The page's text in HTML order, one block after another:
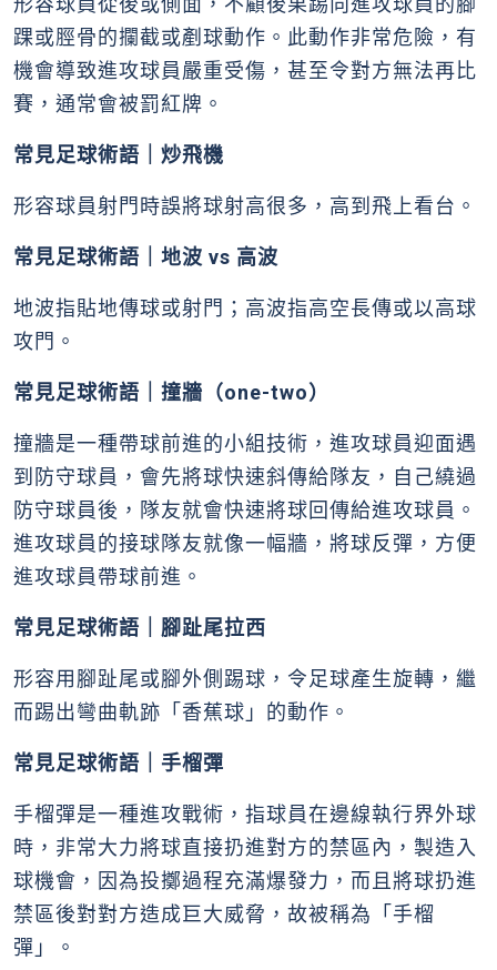
踝或脛骨的攔截或剷球動作。此動作非常危險，有
機會導致進攻球員嚴重受傷，甚至令對方無法再比
賽，通常會被罰紅牌。
常見足球術語｜炒飛機
形容球員射門時誤將球射高很多，高到飛上看台。
常見足球術語｜地波 vs 高波
地波指貼地傳球或射門；高波指高空長傳或以高球
攻門。
常見足球術語｜撞牆（one-two）
撞牆是一種帶球前進的小組技術，進攻球員迎面遇
到防守球員，會先將球快速斜傳給隊友，自己繞過
防守球員後，隊友就會快速將球回傳給進攻球員。
進攻球員的接球隊友就像一幅牆，將球反彈，方便
進攻球員帶球前進。
常見足球術語｜腳趾尾拉西
形容用腳趾尾或腳外側踢球，令足球產生旋轉，繼
而踢出彎曲軌跡「香蕉球」的動作。
常見足球術語｜手榴彈
手榴彈是一種進攻戰術，指球員在邊線執行界外球
時，非常大力將球直接扔進對方的禁區內，製造入
球機會，因為投擲過程充滿爆發力，而且將球扔進
禁區後對對方造成巨大威脅，故被稱為「手榴
彈」。